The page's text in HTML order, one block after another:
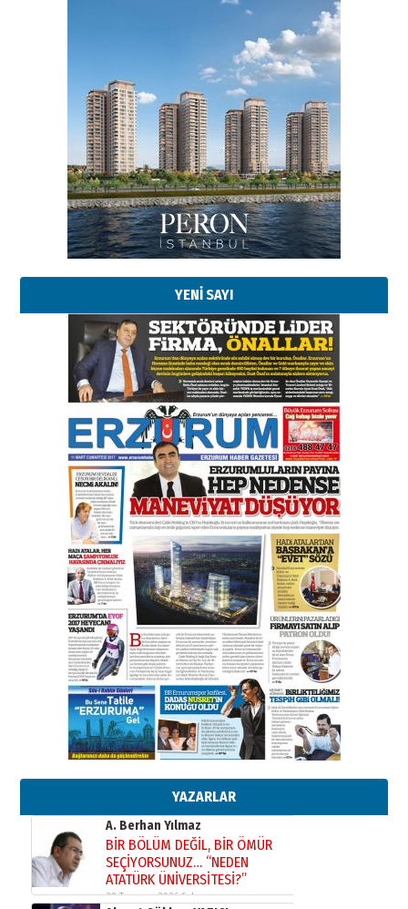
YENİ SAYI
YAZARLAR
Esat BİNDESEN
Başkan Sekmen’den Erzurum’a
bir vizyon proje daha!
02 Ağustos 2026 Pazar
Kadir SABUNCUOĞLU
Erzurumspor’un köşe taşları
29 Haziran 2026 Pazartesi
Kenan GÜLERCİ
Murat Şahsuvaroğlu ERKON’da
çıtayı yukarı taşırken,
yönetimdekiler aşağı
çekmemeli!
17 Şubat 2026 SalıOrhan BOZKURT
Bir fotoğraf, bir şehir, bir
gazeteci… Dizginler kimin
elinde?
31 Mart 2026 Salı
A. Berhan Yılmaz
BİR BÖLÜM DEĞİL, BİR ÖMÜR
SEÇİYORSUNUZ… “NEDEN
ATATÜRK ÜNİVERSİTESİ?”
28 Temmuz 2026 Salı
Ahmet Gökhan YAZICI
Ahmed Yesevi’den bir Alperen…
”Reisimiz” idi… Hakka yürüdü.!
26 Mart 2026 Perşembe
Cem Bakırcı
Ardında bıraktığı hatıralarıyla
gönül adamı Faruk Terzioğlu!
13 Mayıs 2026 Çarşamba
Esat BİNDESEN
Başkan Sekmen’den Erzurum’a
bir vizyon proje daha!
02 Ağustos 2026 Pazar
Kadir SABUNCUOĞLU
Erzurumspor’un köşe taşları
29 Haziran 2026 Pazartesi